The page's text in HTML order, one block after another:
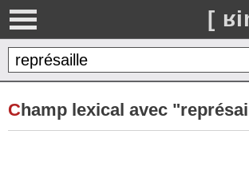
[
Champ lexical avec